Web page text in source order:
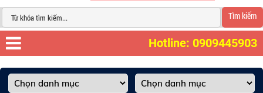
Tìm kiếm
Hotline: 0909445903